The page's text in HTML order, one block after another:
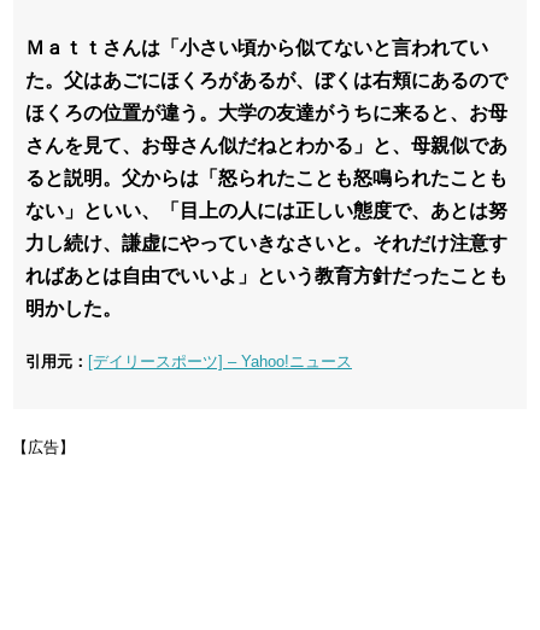
Ｍａｔｔさんは「小さい頃から似てないと言われてい
た。父はあごにほくろがあるが、ぼくは右頬にあるので
ほくろの位置が違う。大学の友達がうちに来ると、お母
さんを見て、お母さん似だねとわかる」と、母親似であ
ると説明。父からは「怒られたことも怒鳴られたことも
ない」といい、「目上の人には正しい態度で、あとは努
力し続け、謙虚にやっていきなさいと。それだけ注意す
ればあとは自由でいいよ」という教育方針だったことも
明かした。
引用元： [デイリースポーツ] – Yahoo!ニュース
【広告】